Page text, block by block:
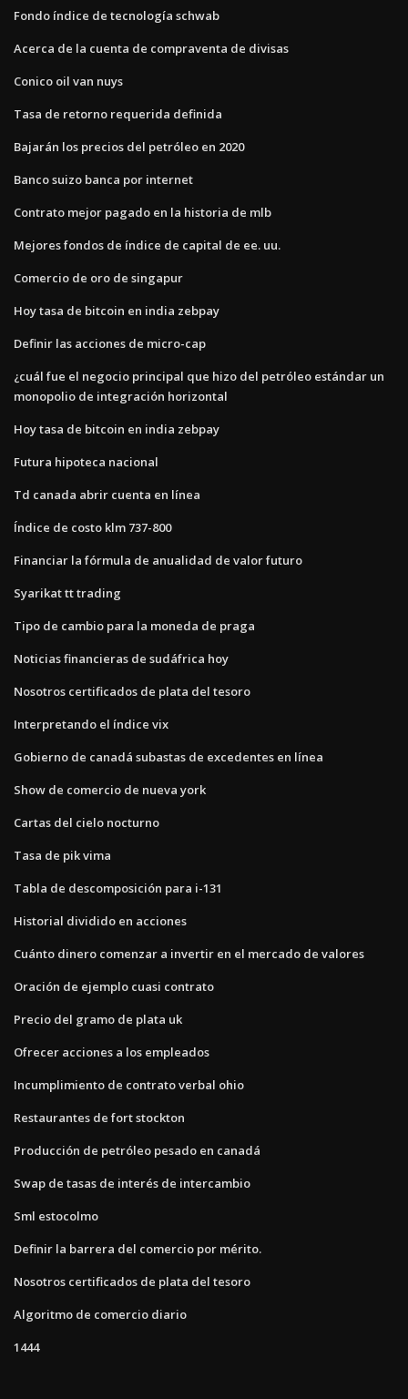
Fondo índice de tecnología schwab
Acerca de la cuenta de compraventa de divisas
Conico oil van nuys
Tasa de retorno requerida definida
Bajarán los precios del petróleo en 2020
Banco suizo banca por internet
Contrato mejor pagado en la historia de mlb
Mejores fondos de índice de capital de ee. uu.
Comercio de oro de singapur
Hoy tasa de bitcoin en india zebpay
Definir las acciones de micro-cap
¿cuál fue el negocio principal que hizo del petróleo estándar un
monopolio de integración horizontal
Hoy tasa de bitcoin en india zebpay
Futura hipoteca nacional
Td canada abrir cuenta en línea
Índice de costo klm 737-800
Financiar la fórmula de anualidad de valor futuro
Syarikat tt trading
Tipo de cambio para la moneda de praga
Noticias financieras de sudáfrica hoy
Nosotros certificados de plata del tesoro
Interpretando el índice vix
Gobierno de canadá subastas de excedentes en línea
Show de comercio de nueva york
Cartas del cielo nocturno
Tasa de pik vima
Tabla de descomposición para i-131
Historial dividido en acciones
Cuánto dinero comenzar a invertir en el mercado de valores
Oración de ejemplo cuasi contrato
Precio del gramo de plata uk
Ofrecer acciones a los empleados
Incumplimiento de contrato verbal ohio
Restaurantes de fort stockton
Producción de petróleo pesado en canadá
Swap de tasas de interés de intercambio
Sml estocolmo
Definir la barrera del comercio por mérito.
Nosotros certificados de plata del tesoro
Algoritmo de comercio diario
1444